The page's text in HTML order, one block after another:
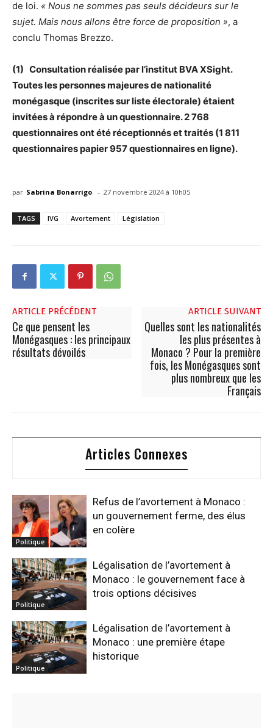
de loi. « Nous ne sommes pas seuls décideurs sur le
sujet. Mais nous allons être force de proposition », a
conclu Thomas Brezzo.
(1) Consultation réalisée par l’institut BVA XSight.
Toutes les personnes majeures de nationalité
monégasque (inscrites sur liste électorale) étaient
invitées à répondre à un questionnaire. 2 768
questionnaires ont été réceptionnés et traités (1 811
questionnaires papier 957 questionnaires en ligne).
par Sabrina Bonarrigo - 27 novembre 2024 à 10h05
TAGS IVG Avortement Législation
ARTICLE PRÉCÉDENT
Ce que pensent les
Monégasques : les principaux
résultats dévoilés
ARTICLE SUIVANT
Quelles sont les nationalités
les plus présentes à
Monaco ? Pour la première
fois, les Monégasques sont
plus nombreux que les
Français
Articles Connexes
Politique
Refus de l’avortement à Monaco :
un gouvernement ferme, des élus
en colère
Politique
Légalisation de l’avortement à
Monaco : le gouvernement face à
trois options décisives
Politique
Légalisation de l’avortement à
Monaco : une première étape
historique